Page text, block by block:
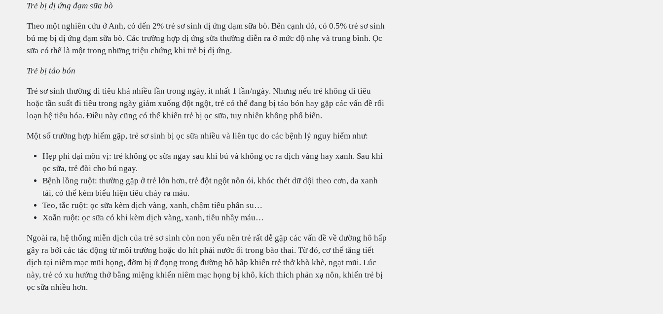
Trẻ bị dị ứng đạm sữa bò
Theo một nghiên cứu ở Anh, có đến 2% trẻ sơ sinh dị ứng đạm sữa bò. Bên cạnh đó, có 0.5% trẻ sơ sinh
bú mẹ bị dị ứng đạm sữa bò. Các trường hợp dị ứng sữa thường diễn ra ở mức độ nhẹ và trung bình. Ọc
sữa có thể là một trong những triệu chứng khi trẻ bị dị ứng.
Trẻ bị táo bón
Trẻ sơ sinh thường đi tiêu khá nhiều lần trong ngày, ít nhất 1 lần/ngày. Nhưng nếu trẻ không đi tiêu
hoặc tần suất đi tiêu trong ngày giảm xuống đột ngột, trẻ có thể đang bị táo bón hay gặp các vấn đề rối
loạn hệ tiêu hóa. Điều này cũng có thể khiến trẻ bị ọc sữa, tuy nhiên không phổ biến.
Một số trường hợp hiếm gặp, trẻ sơ sinh bị ọc sữa nhiều và liên tục do các bệnh lý nguy hiểm như:
Hẹp phì đại môn vị: trẻ không ọc sữa ngay sau khi bú và không ọc ra dịch vàng hay xanh. Sau khi
ọc sữa, trẻ đòi cho bú ngay.
Bệnh lồng ruột: thường gặp ở trẻ lớn hơn, trẻ đột ngột nôn ói, khóc thét dữ dội theo cơn, da xanh
tái, có thể kèm biểu hiện tiêu chảy ra máu.
Teo, tắc ruột: ọc sữa kèm dịch vàng, xanh, chậm tiêu phân su…
Xoắn ruột: ọc sữa có khi kèm dịch vàng, xanh, tiêu nhầy máu…
Ngoài ra, hệ thống miễn dịch của trẻ sơ sinh còn non yếu nên trẻ rất dễ gặp các vấn đề về đường hô hấp
gây ra bởi các tác động từ môi trường hoặc do hít phải nước ối trong bào thai. Từ đó, cơ thể tăng tiết
dịch tại niêm mạc mũi họng, đờm bị ứ đọng trong đường hô hấp khiến trẻ thở khò khè, ngạt mũi. Lúc
này, trẻ có xu hướng thở bằng miệng khiến niêm mạc họng bị khô, kích thích phản xạ nôn, khiến trẻ bị
ọc sữa nhiều hơn.